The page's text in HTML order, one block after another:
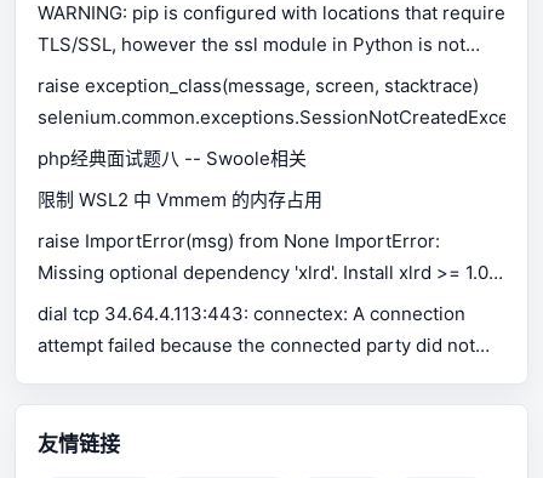
WARNING: pip is configured with locations that require
TLS/SSL, however the ssl module in Python is not
available.
raise exception_class(message, screen, stacktrace)
php经典面试题八 -- Swoole相关
限制 WSL2 中 Vmmem 的内存占用
raise ImportError(msg) from None ImportError:
Missing optional dependency 'xlrd'. Install xlrd >= 1.0.0
for Excel support Use pip or conda to install xlrd.
dial tcp 34.64.4.113:443: connectex: A connection
attempt failed because the connected party did not
connection failed because connected host has failed
to respond.
友情链接